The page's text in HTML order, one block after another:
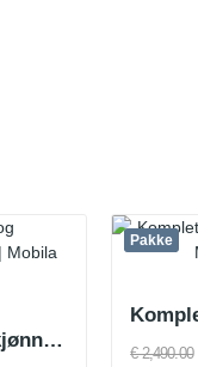
ROWL Frisør- og skjønnhetsvogn
Pakke
€ 2,490.00